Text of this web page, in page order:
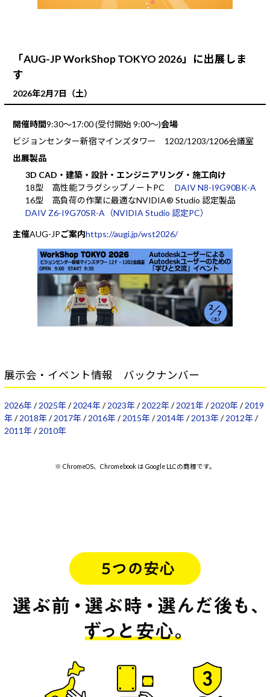
「AUG-JP WorkShop TOKYO 2026」に出展しま
す
2026年2月7日（土）
開催時間9:30～17:00 (受付開始 9:00～)会場
ビジョンセンター新宿マインズタワー 1202/1203/1206会議室
出展製品
3D CAD・建築・設計・エンジニアリング・施工向け
18型 高性能フラグシップノートPC DAIV N8-I9G90BK-A
16型 高負荷の作業に最適なNVIDIA® Studio 認定製品
DAIV Z6-I9G70SR-A（NVIDIA Studio 認定PC）
主催AUG-JPご案内https://augi.jp/wst2026/
展示会・イベント情報 バックナンバー
2026年/2025年/2024年/2023年/2022年/2021年/2020年/2019
年/2018年/2017年/2016年/2015年/2014年/2013年/2012年/
2011年/2010年
※ ChromeOS、Chromebook は Google LLCの商標です。